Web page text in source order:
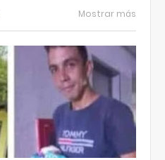
Mostrar más